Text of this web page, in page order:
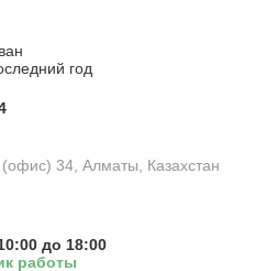
год
34, Алматы, Казахстан
до 18:00
работы